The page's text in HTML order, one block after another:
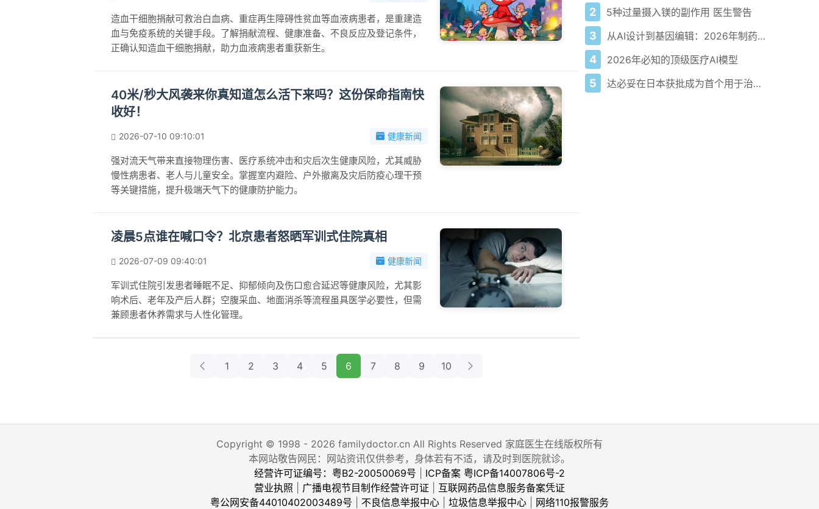
造血干细胞捐献可救治白血病、重症再生障碍性贫血等血液病患者，是重建造
血与免疫系统的关键手段。了解捐献流程、健康准备、不良反应及登记条件，
正确认知造血干细胞捐献，助力血液病患者重获新生。
40米/秒大风袭来你真知道怎么活下来吗？这份保命指南快
收好！
2026-07-10 09:10:01 健康新闻
强对流天气带来直接物理伤害、医疗系统冲击和灾后次生健康风险，尤其威胁
慢性病患者、老人与儿童安全。掌握室内避险、户外撤离及灾后防疫心理干预
等关键措施，提升极端天气下的健康防护能力。
凌晨5点谁在喊口令？北京患者怒晒军训式住院真相
2026-07-09 09:40:01 健康新闻
军训式住院引发患者睡眠不足、抑郁倾向及伤口愈合延迟等健康风险，尤其影
响术后、老年及产后人群；空腹采血、地面消杀等流程虽具医学必要性，但需
兼顾患者休养需求与人性化管理。
1 2 3 4 5 6 7 8 9 10
2 5种过量摄入镁的副作用 医生警告
3 从AI设计到基因编辑：2026年制药领域重大突破
4 2026年必知的顶级医疗AI模型
5 达必妥在日本获批成为首个用于治疗慢性阻塞性肺病的生物制剂
Copyright © 1998 - 2026 familydoctor.cn All Rights Reserved 家庭医生在线版权所有
本网站敬告网民：网站资讯仅供参考，身体若有不适，请及时到医院就诊。
经营许可证编号：粤B2-20050069号
ICP备案 粤ICP备14007806号-2
营业执照
广播电视节目制作经营许可证
互联网药品信息服务备案凭证
粤公网安备44010402003489号
不良信息举报中心 垃圾信息举报中心 网络110报警服务